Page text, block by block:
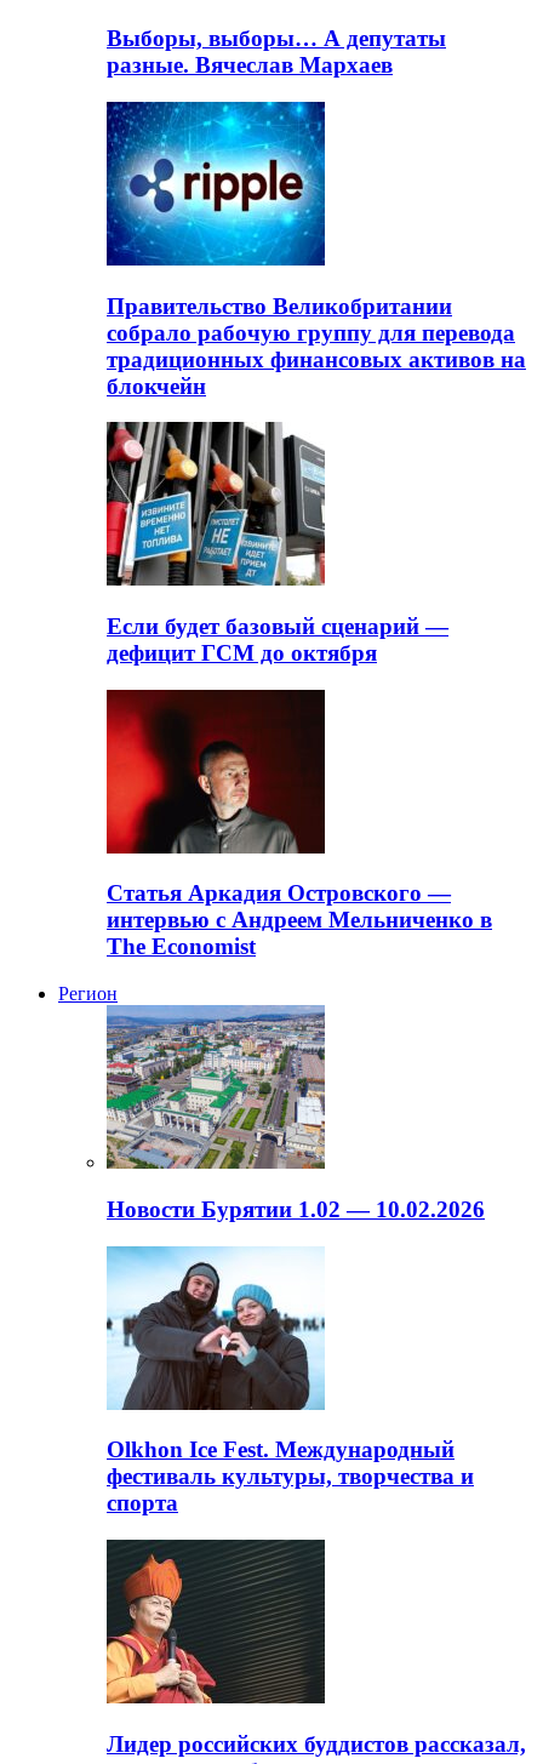
Выборы, выборы… А депутаты
разные. Вячеслав Мархаев
Правительство Великобритании
собрало рабочую группу для перевода
традиционных финансовых активов на
блокчейн
Если будет базовый сценарий —
дефицит ГСМ до октября
Статья Аркадия Островского —
интервью с Андреем Мельниченко в
The Economist
Регион
Новости Бурятии 1.02 — 10.02.2026
Olkhon Ice Fest. Международный
фестиваль культуры, творчества и
спорта
Лидер российских буддистов рассказал,